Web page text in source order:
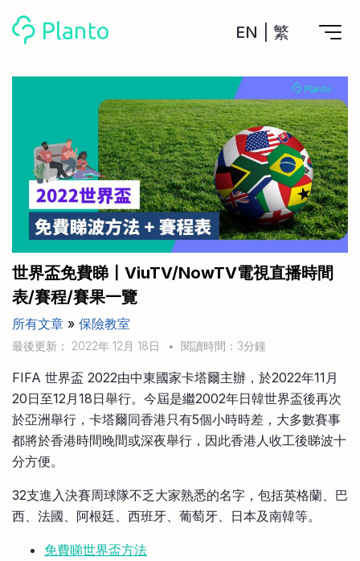
EN 繁
計劃買樓
計劃買樓第一步
全功能記賬
管理及分析所有戶口
管理MPF戶口
一次過管理所有強積金戶口
申請清卡數/私人貸款
CreFIT x Planto推廣優惠
工具
私人貸款
年利率/APR/年息比較
投資戶口 (美股)
比較最抵美股投資戶口
投資戶口 (港股)
比較最抵港股投資戶口
投資加密貨幣
比較最抵Crypto交易所
月供股票計劃
比較最抵月供計劃戶口
比較定存利率
信用卡
比較各種最優惠信用卡
關於我們
Academy
Marketplace
其他網站
手機App與理財資訊
商業解決方案
世界盃免費睇〡ViuTV/NowTV電視直播時間
表/賽程/賽果一覽
所有文章 » 保險教室
最後更新： 2022年 12月 18日 • 閱讀時間：3分鐘
FIFA 世界盃 2022由中東國家卡塔爾主辦，於2022年11月
20日至12月18日舉行。今屆是繼2002年日韓世界盃後再次
於亞洲舉行，卡塔爾同香港只有5個小時時差，大多數賽事
都將於香港時間晚間或深夜舉行，因此香港人收工後睇波十
分方便。
32支進入決賽周球隊不乏大家熟悉的名字，包括英格蘭、巴
西、法國、阿根廷、西班牙、葡萄牙、日本及南韓等。
免費睇世界盃方法